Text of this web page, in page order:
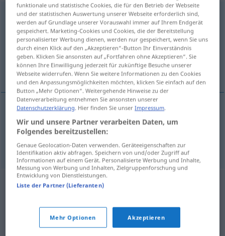
Farbgebungf <Farbgebung ;Farbgebungen>
Übersicht aller Übersetzungen
(Für mehr Details die Übersetzung anklicken/antippen)
coloración, colorido
coloración f Farbgebung
coloridom Farbgebung
funktionale und statistische Cookies, die für den Betrieb der Webseite
und der statistischen Auswertung unserer Webseite erforderlich sind,
werden auf Grundlage unserer Vorauswahl immer auf Ihrem Endgerät
gespeichert. Marketing-Cookies und Cookies, die der Bereitstellung
personalisierter Werbung dienen, werden nur gespeichert, wenn Sie uns
durch einen Klick auf den „Akzeptieren“-Button Ihr Einverständnis
geben. Klicken Sie ansonsten auf „Fortfahren ohne Akzeptieren“. Sie
können Ihre Einwilligung jederzeit für zukünftige Besuche unserer
Webseite widerrufen. Wenn Sie weitere Informationen zu den Cookies
und den Anpassungsmöglichkeiten möchten, klicken Sie einfach auf den
Button „Mehr Optionen“. Weitergehende Hinweise zu der
Datenverarbeitung entnehmen Sie ansonsten unserer
Datenschutzerklärung. Hier finden Sie unserImpressum.
Wir und unsere Partner verarbeiten Daten, um
Folgendes bereitzustellen:
Genaue Geolocation-Daten verwenden. Geräteeigenschaften zur
Identifikation aktiv abfragen. Speichern von und/oder Zugriff auf
Informationen auf einem Gerät. Personalisierte Werbung und Inhalte,
Messung von Werbung und Inhalten, Zielgruppenforschung und
Entwicklung von Dienstleistungen.
Liste der Partner (Lieferanten)
Mehr Optionen Akzeptieren